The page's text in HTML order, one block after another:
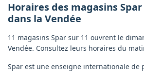
Horaires des magasins Spar
dans la Vendée
11 magasins Spar sur 11 ouvrent le
Vendée. Consultez leurs horaires du
Spar est une enseigne internationale de